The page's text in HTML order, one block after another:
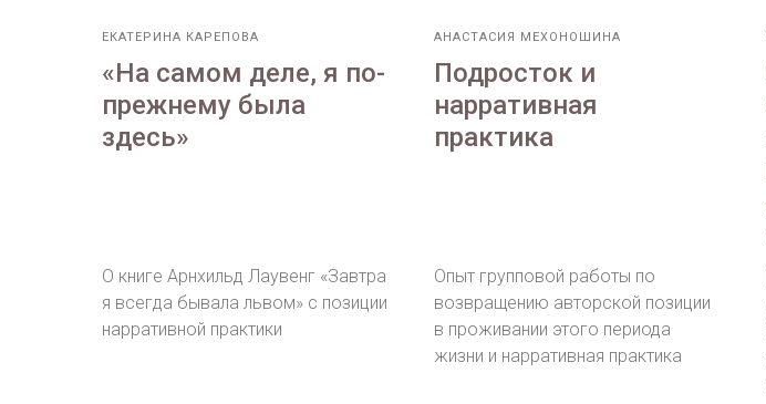
ЕКАТЕРИНА КАРЕПОВА
«На самом деле, я по-
прежнему была
здесь»
О книге Арнхильд Лаувенг «Завтра
я всегда бывала львом» с позиции
нарративной практики
АНАСТАСИЯ МЕХОНОШИНА
Подросток и
нарративная
практика
Опыт групповой работы по
возвращению авторской позиции
в проживании этого периода
жизни и нарративная практика